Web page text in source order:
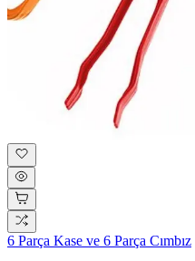
6 Parça Kase ve 6 Parça Cımbız